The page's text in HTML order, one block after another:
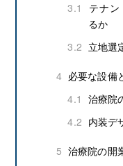
3.1
テナ
るか
3.2 立地選
4 必要な設備
4.1 治療院
4.2 内装デ
5 治療院の開